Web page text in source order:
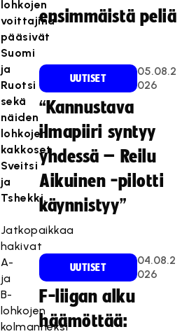
lohkojen
voittajina
pääsivät
Suomi
ja
Ruotsi
sekä
näiden
lohkojen
kakkoset
Sveitsi
ja
Tshekki.
Jatkopaikkaa
hakivat
A-
ja
B-
lohkojen
kolmanneksi
ensimmäistä peliä
UUTISET
05.08.2
026
“Kannustava
ilmapiiri syntyy
yhdessä – Reilu
Aikuinen -pilotti
käynnistyy”
UUTISET
04.08.2
026
F-liigan alku
häämöttää: